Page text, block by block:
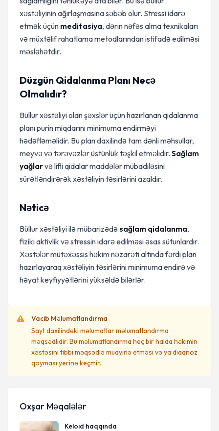
xəstəliyinin ağırlaşmasına səbəb olur. Stressi idarə
etmək üçün meditasiya, dərin nəfəs alma texnikaları
və müxtəlif rahatlama metodlarından istifadə edilməsi
məsləhətdir.
Düzgün Qidalanma Planı Necə
Olmalıdır?
Büllur xəstəliyi olan şəxslər üçün hazırlanan qidalanma
planı purin miqdarını minimuma endirməyi
hədəfləməlidir. Bu plan daxilində tam dənli məhsullar,
meyvə və tərəvəzlər üstünlük təşkil etməlidir. Sağlam
yağlarvə lifli qidalar maddələr mübadiləsini
sürətləndirərək xəstəliyin təsirlərini azaldır.
Nəticə
Büllur xəstəliyi ilə mübarizədəsağlam qidalanma,
fiziki aktivlik və stressin idarə edilməsi əsas sütunlardır.
Xəstələr mütəxəssis həkim nəzarəti altında fərdi plan
hazırlayaraq xəstəliyin təsirlərini minimuma endirə və
həyat keyfiyyətlərini yüksəldə bilərlər.
Vacib Məlumatlandırma
Sayt daxilindəki məlumatlar məlumatlandırma
məqsədlidir. Bu məlumatlandırma heç bir halda həkimin
xəstəsini tibbi məqsədlə müayinə etməsi və ya diaqnoz
qoyması yerinə keçmir.
Oxşar Məqalələr
Keloid haqqında